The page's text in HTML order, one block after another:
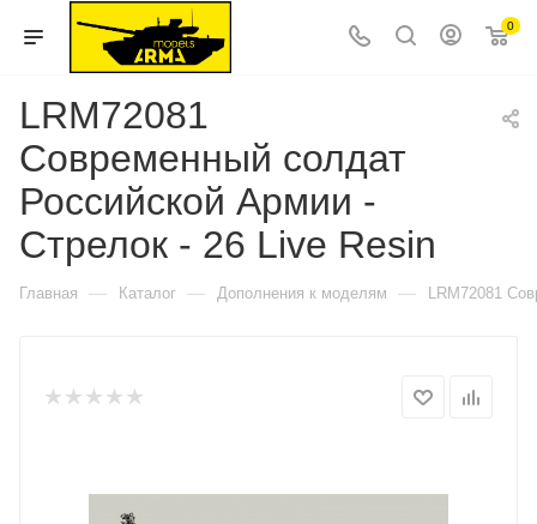
0
LRM72081
Современный солдат
Российской Армии -
Стрелок - 26 Live Resin
Главная — Каталог — Дополнения к моделям — LRM72081